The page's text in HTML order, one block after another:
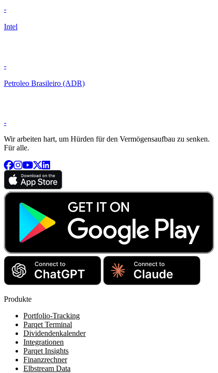
-
Intel
-
Petroleo Brasileiro (ADR)
-
Wir arbeiten hart, um Hürden für den Vermögensaufbau zu senken.
Für alle.
Produkte
Portfolio-Tracking
Parqet Terminal
Dividendenkalender
Integrationen
Parqet Insights
Finanzrechner
Elbstream Data